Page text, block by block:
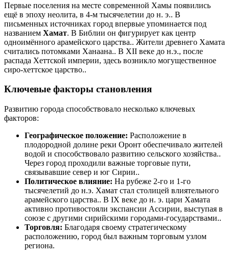
Первые поселения на месте современной Хамы появились
ещё в эпоху неолита, в 4-м тысячелетии до н. э.. В
письменных источниках город впервые упоминается под
названием Хамат. В Библии он фигурирует как центр
одноимённого арамейского царства.. Жители древнего Хамата
считались потомками Ханаана.. В XII веке до н.э., после
распада Хеттской империи, здесь возникло могущественное
сиро-хеттское царство..
Ключевые факторы становления
Развитию города способствовало несколько ключевых
факторов:
Географическое положение: Расположение в
плодородной долине реки Оронт обеспечивало жителей
водой и способствовало развитию сельского хозяйства..
Через город проходили важные торговые пути,
связывавшие север и юг Сирии..
Политическое влияние: На рубеже 2-го и 1-го
тысячелетий до н.э. Хамат стал столицей влиятельного
арамейского царства.. В IX веке до н. э. цари Хамата
активно противостояли экспансии Ассирии, выступая в
союзе с другими сирийскими городами-государствами..
Торговля: Благодаря своему стратегическому
расположению, город был важным торговым узлом
региона.